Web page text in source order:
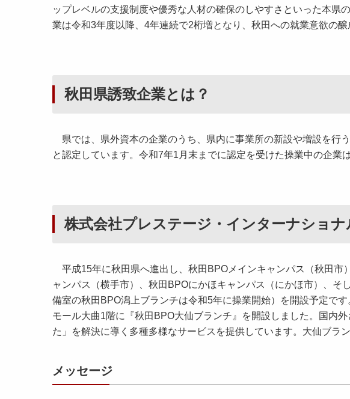
ップレベルの支援制度や優秀な人材の確保のしやすさといった本県
業は令和3年度以降、4年連続で2桁増となり、秋田への就業意欲の
秋田県誘致企業とは？
県では、県外資本の企業のうち、県内に事業所の新設や増設を行
と認定しています。令和7年1月末までに認定を受けた操業中の企業
株式会社プレステージ・インターナショナ
平成15年に秋田県へ進出し、秋田BPOメインキャンパス（秋田市
ャンパス（横手市）、秋田BPOにかほキャンパス（にかほ市）、
備室の秋田BPO潟上ブランチは令和5年に操業開始）を開設予定で
モール大曲1階に『秋田BPO大仙ブランチ』を開設しました。国内
た」を解決に導く多種多様なサービスを提供しています。大仙ブラ
メッセージ